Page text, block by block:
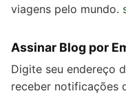
viagens pelo mundo.
Assinar Blog por
Digite seu endereço
receber notificações